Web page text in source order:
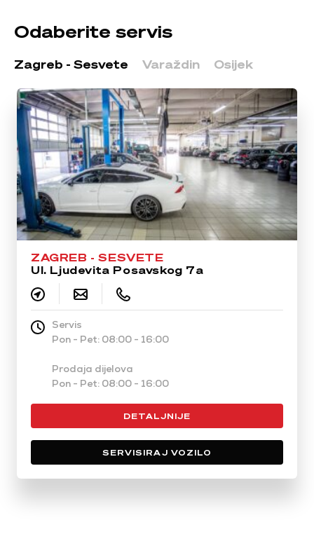
Odaberite servis
Zagreb - Sesvete Varaždin Osijek
ZAGREB - SESVETE
Ul. Ljudevita Posavskog 7a
Servis
Pon - Pet: 08:00 - 16:00
Prodaja dijelova
Pon - Pet: 08:00 - 16:00
DETALJNIJE
SERVISIRAJ VOZILO